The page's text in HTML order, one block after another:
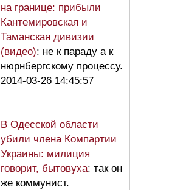
на границе: прибыли
Кантемировская и
Таманская дивизии
(видео): не к параду а к
нюрнбергскому процессу.
2014-03-26 14:45:57
В Одесской области
убили члена Компартии
Украины: милиция
говорит, бытовуха: так он
же коммунист.